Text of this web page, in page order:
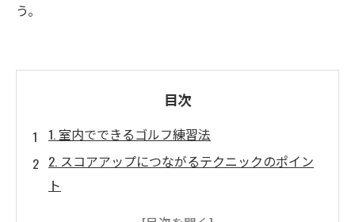
う。
目次
1. 室内でできるゴルフ練習法
2. スコアアップにつながるテクニックのポイン
ト
3. 室内練習で大切なフォームの確認方法